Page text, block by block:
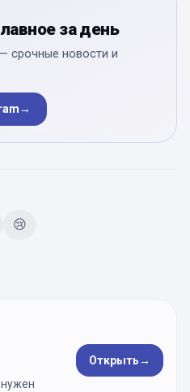
за день
— срочные новости и
→
😢
Открыть→